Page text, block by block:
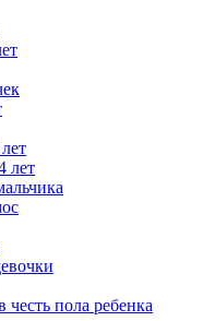
лет
честь пола ребенка